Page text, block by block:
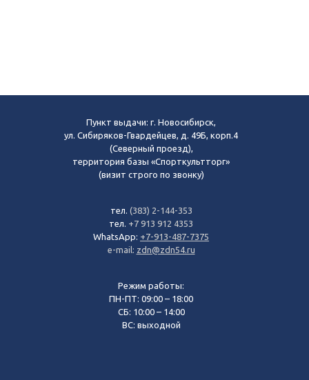
Пункт выдачи: г. Новосибирск,
ул. Сибиряков-Гвардейцев, д. 49Б, корп.4
(Северный проезд),
территория базы «Спорткультторг»
(визит строго по звонку)
тел. (383) 2-144-353
тел. +7 913 912 4353
WhatsApp: +7-913-487-7375
e-mail: zdn@zdn54.ru
Режим работы:
ПН-ПТ: 09:00 – 18:00
СБ: 10:00 – 14:00
ВС: выходной